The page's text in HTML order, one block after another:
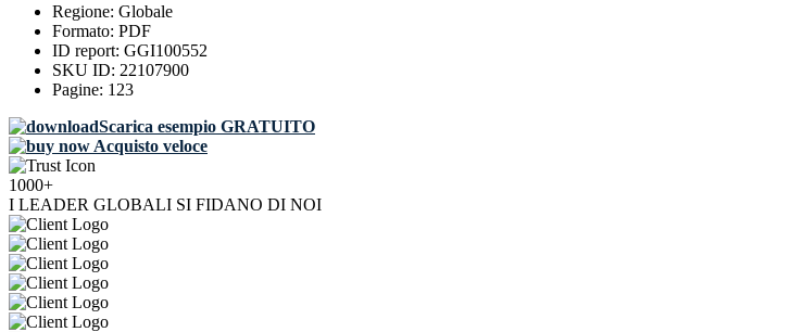
Regione: Globale
Formato: PDF
ID report: GGI100552
SKU ID: 22107900
Pagine: 123
Scarica esempio GRATUITO
Acquisto veloce
1000+
I LEADER GLOBALI SI FIDANO DI NOI